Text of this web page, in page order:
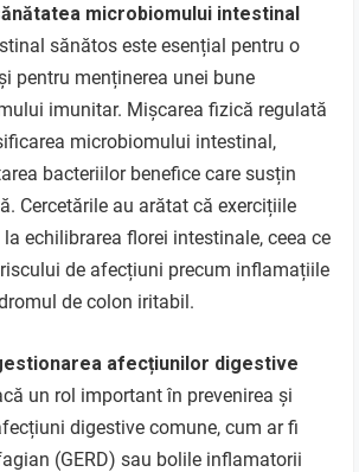
microbiomului intestinal
sănătos este esențial pentru o
pentru menținerea unei bune
imunitar. Mișcarea fizică regulată
microbiomului intestinal,
bacteriilor benefice care susțin
Cercetările au arătat că exercițiile
echilibrarea florei intestinale, ceea ce
de afecțiuni precum inflamațiile
de colon iritabil.
afecțiunilor digestive
un rol important în prevenirea și
digestive comune, cum ar fi
(GERD) sau bolile inflamatorii